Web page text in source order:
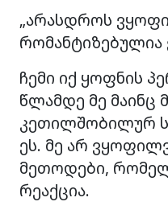
„არასდროს
ჩემი იქ ყოფნის
წლამდე მე მაინც
კეთილშობილურ
ეს. მე არ
მეთოდები,
რეაქცია.